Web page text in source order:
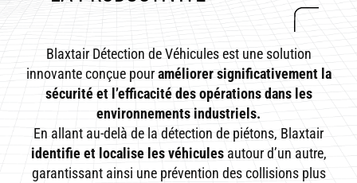
Blaxtair Détection de Véhicules est une solution
innovante conçue pouraméliorer significativement la
sécurité et l’efficacité des opérations dans les
environnements industriels.
En allant au-delà de la détection de piétons, Blaxtair
identifie et localise les véhicules autour d’un autre,
garantissant ainsi une prévention des collisions plus